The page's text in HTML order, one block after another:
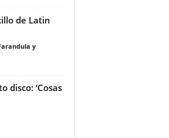
de Latin
y
disco: ‘Cosas